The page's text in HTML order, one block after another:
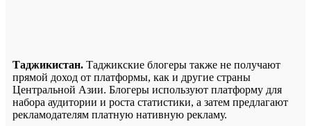
Таджикистан. Таджикские блогеры также не получают
прямой доход от платформы, как и другие страны
Центральной Азии. Блогеры используют платформу для
набора аудитории и роста статистики, а затем предлагают
рекламодателям платную нативную рекламу.